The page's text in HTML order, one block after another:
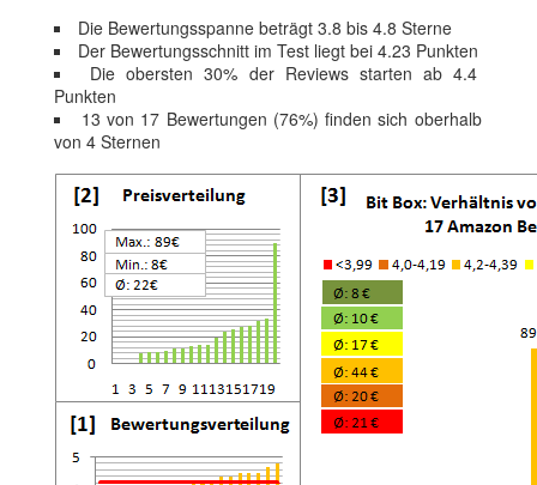
Die Bewertungsspanne beträgt 3.8 bis 4.8 Sterne
Der Bewertungsschnitt im Test liegt bei 4.23 Punkten
Die obersten 30% der Reviews starten ab 4.4
Punkten
13 von 17 Bewertungen (76%) finden sich oberhalb
von 4 Sternen